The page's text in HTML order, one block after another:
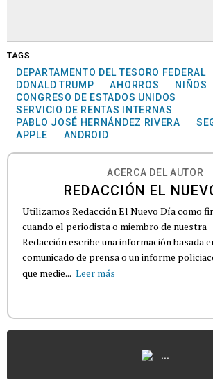
TAGS
DEPARTAMENTO DEL TESORO FEDERAL
DONALD TRUMP
AHORROS
NIÑOS
CONGRESO DE ESTADOS UNIDOS
SERVICIO DE RENTAS INTERNAS
PABLO JOSÉ HERNÁNDEZ RIVERA
APPLE
ANDROID
ACERCA DEL AUTOR
REDACCIÓN EL
Utilizamos Redacción El Nuevo Día como
cuando el periodista o miembro de nuestra
Redacción escribe una información basada
comunicado de prensa o un informe
que medie... Leer más
...